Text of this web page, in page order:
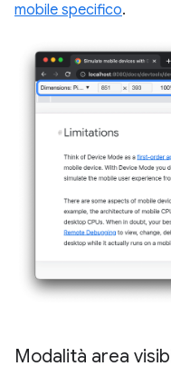
mobile specifico.
Modalità area